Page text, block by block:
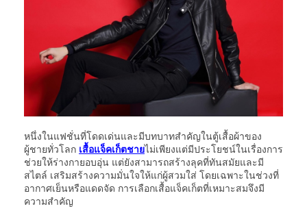
หนึ่งในแฟชั่นที่โดดเด่นและมีบทบาทสำคัญในตู้เสื้อผ้าของ
ผู้ชายทั่วโลก เสื้อแจ็คเก็ตชายไม่เพียงแต่มีประโยชน์ในเรื่องการ
ช่วยให้ร่างกายอบอุ่น แต่ยังสามารถสร้างลุคที่ทันสมัยและมี
สไตล์ เสริมสร้างความมั่นใจให้แก่ผู้สวมใส่ โดยเฉพาะในช่วงที่
อากาศเย็นหรือแดดจัด การเลือกเสื้อแจ็คเก็ตที่เหมาะสมจึงมี
ความสำคัญ